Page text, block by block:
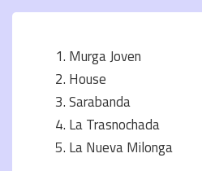
Murga Joven
House
Sarabanda
La Trasnochada
La Nueva Milonga